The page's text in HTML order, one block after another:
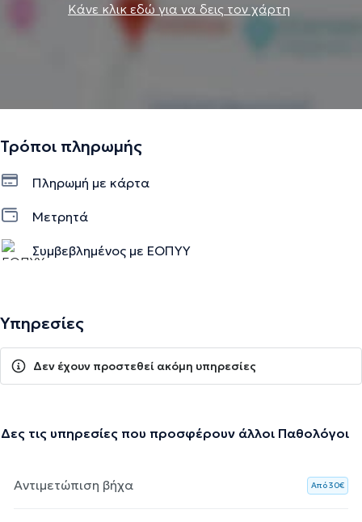
Κάνε κλικ εδώ για να δεις τον χάρτη
Τρόποι πληρωμής
Πληρωμή με κάρτα
Μετρητά
Συμβεβλημένος με ΕΟΠΥΥ
Υπηρεσίες
Δεν έχουν προστεθεί ακόμη υπηρεσίες
Δες τις υπηρεσίες που προσφέρουν άλλοι Παθολόγοι
Αντιμετώπιση βήχα Aπό 30€